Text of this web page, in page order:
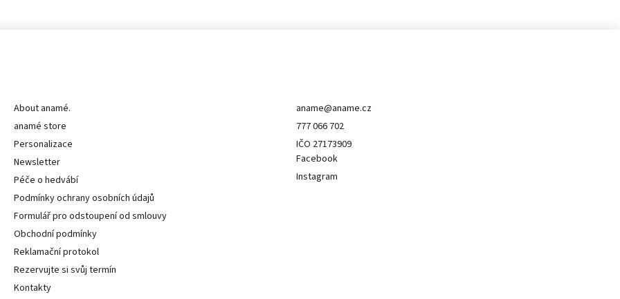
About anamé.
anamé store
Personalizace
Newsletter
Péče o hedvábí
Podmínky ochrany osobních údajů
Formulář pro odstoupení od smlouvy
Obchodní podmínky
Reklamační protokol
Rezervujte si svůj termín
Kontakty
aname@aname.cz
777 066 702
IČO 27173909
Facebook
Instagram